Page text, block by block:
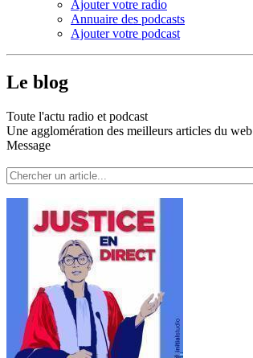
Ajouter votre radio
Annuaire des podcasts
Ajouter votre podcast
Le blog
Toute l'actu radio et podcast
Une agglomération des meilleurs articles du web
Message